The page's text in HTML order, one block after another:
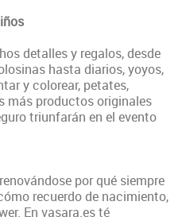
detalles y regalos, desde
hasta diarios, yoyos,
y colorear, petates,
más productos originales
triunfarán en el evento
por qué siempre
recuerdo de nacimiento,
En vasara.es té